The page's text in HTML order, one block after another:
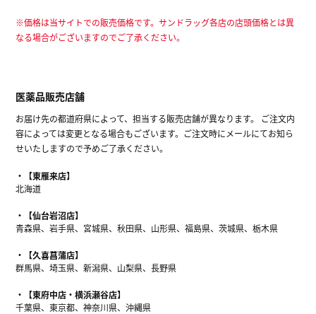
※価格は当サイトでの販売価格です。サンドラッグ各店の店頭価格とは異
なる場合がございますのでご了承ください。
医薬品販売店舗
お届け先の都道府県によって、担当する販売店舗が異なります。 ご注文内
容によっては変更となる場合もございます。ご注文時にメールにてお知ら
せいたしますので予めご了承ください。
【東雁来店】
北海道
【仙台岩沼店】
青森県、岩手県、宮城県、秋田県、山形県、福島県、茨城県、栃木県
【久喜菖蒲店】
群馬県、埼玉県、新潟県、山梨県、長野県
【東府中店・横浜瀬谷店】
千葉県、東京都、神奈川県、沖縄県